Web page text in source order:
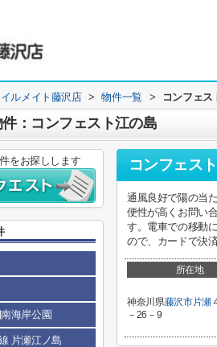
ルメイト藤沢店 > 物件一覧 > コンフェス
：コンフェスト江の島
コンフェス
通風良好で陽の当
便性が高くお問い
す。電車での移動
ので、カードで決
所在地
神奈川県藤沢市片瀬
－26－9
をお探しします
海岸公園
片瀬江ノ島